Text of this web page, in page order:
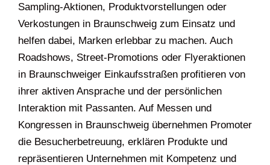
Sampling-Aktionen, Produktvorstellungen oder
Verkostungen in Braunschweig zum Einsatz und
helfen dabei, Marken erlebbar zu machen. Auch
Roadshows, Street-Promotions oder Flyeraktionen
in Braunschweiger Einkaufsstraßen profitieren von
ihrer aktiven Ansprache und der persönlichen
Interaktion mit Passanten. Auf Messen und
Kongressen in Braunschweig übernehmen Promoter
die Besucherbetreuung, erklären Produkte und
repräsentieren Unternehmen mit Kompetenz und